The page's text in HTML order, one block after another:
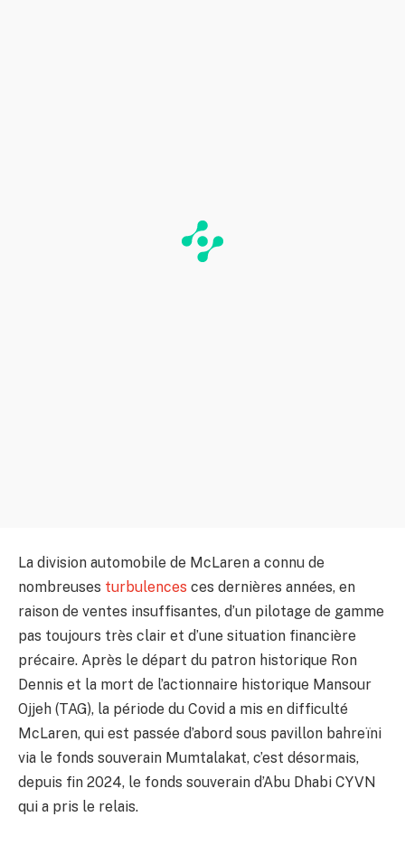
La division automobile de McLaren a connu de
nombreuses turbulences ces dernières années, en
raison de ventes insuffisantes, d’un pilotage de gamme
pas toujours très clair et d’une situation financière
précaire. Après le départ du patron historique Ron
Dennis et la mort de l’actionnaire historique Mansour
Ojjeh (TAG), la période du Covid a mis en difficulté
McLaren, qui est passée d’abord sous pavillon bahreïni
via le fonds souverain Mumtalakat, c’est désormais,
depuis fin 2024, le fonds souverain d’Abu Dhabi CYVN
qui a pris le relais.